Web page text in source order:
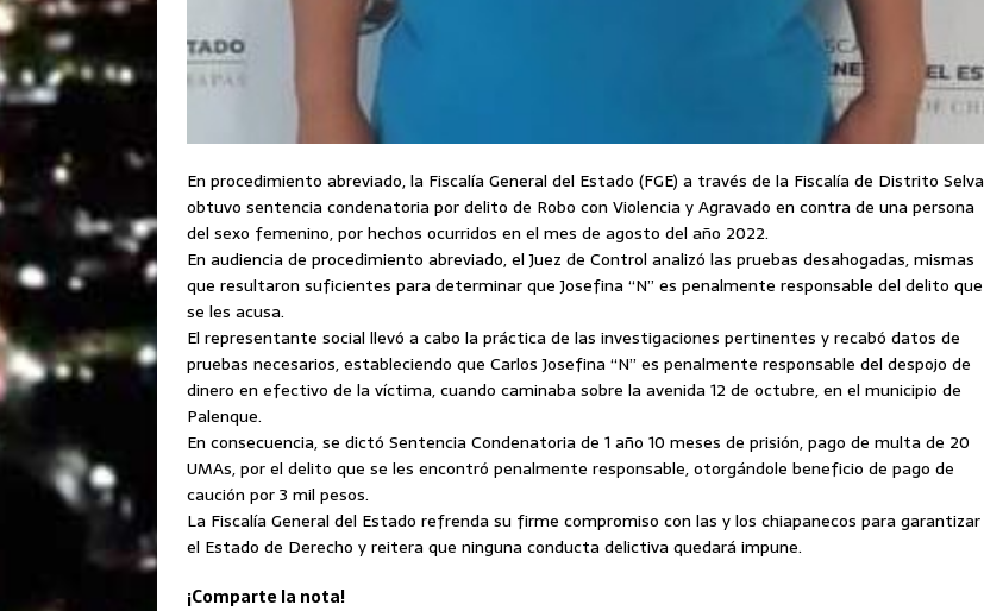
En procedimiento abreviado, la Fiscalía General del Estado (FGE) a través de la Fiscalía de Distrito Selva
obtuvo sentencia condenatoria por delito de Robo con Violencia y Agravado en contra de una persona
del sexo femenino, por hechos ocurridos en el mes de agosto del año 2022.
En audiencia de procedimiento abreviado, el Juez de Control analizó las pruebas desahogadas, mismas
que resultaron suficientes para determinar que Josefina “N” es penalmente responsable del delito que
se les acusa.
El representante social llevó a cabo la práctica de las investigaciones pertinentes y recabó datos de
pruebas necesarios, estableciendo que Carlos Josefina “N” es penalmente responsable del despojo de
dinero en efectivo de la víctima, cuando caminaba sobre la avenida 12 de octubre, en el municipio de
Palenque.
En consecuencia, se dictó Sentencia Condenatoria de 1 año 10 meses de prisión, pago de multa de 20
UMAs, por el delito que se les encontró penalmente responsable, otorgándole beneficio de pago de
caución por 3 mil pesos.
La Fiscalía General del Estado refrenda su firme compromiso con las y los chiapanecos para garantizar
el Estado de Derecho y reitera que ninguna conducta delictiva quedará impune.
¡Comparte la nota!